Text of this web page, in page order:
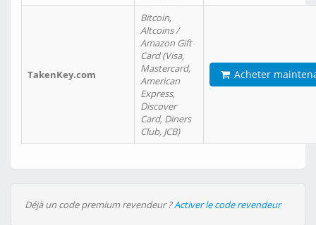
TakenKey.com
Bitcoin,
Altcoins /
Amazon Gift
Card (Visa,
Mastercard,
American
Express,
Discover
Card, Diners
Club, JCB)
Acheter
Déjà un code premium revendeur ?Activer le code revendeur